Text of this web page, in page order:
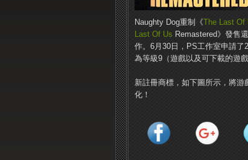
Naughty Dog重制《The Last Of
Last Of Us Remastered》發售
作。6月30日，PS工作室申請了
為等級9（遊戲以及可下載的遊戲
新註冊商標，如下圖所示，將
化！